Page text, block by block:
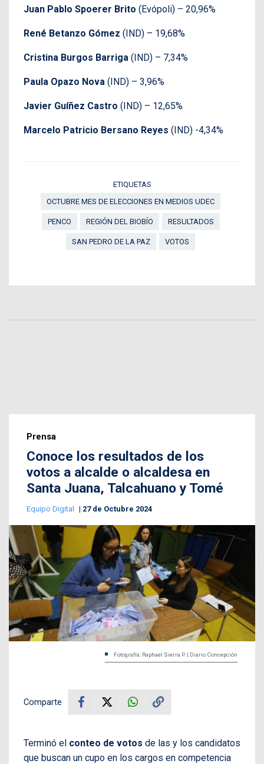
Juan Pablo Spoerer Brito (Evópoli) – 20,96%
René Betanzo Gómez (IND) – 19,68%
Cristina Burgos Barriga (IND) – 7,34%
Paula Opazo Nova (IND) – 3,96%
Javier Guíñez Castro (IND) – 12,65%
Marcelo Patricio Bersano Reyes (IND) -4,34%
ETIQUETAS
OCTUBRE MES DE ELECCIONES EN MEDIOS UDEC
PENCO REGIÓN DEL BIOBÍO RESULTADOS
SAN PEDRO DE LA PAZ VOTOS
Prensa
Conoce los resultados de los
votos a alcalde o alcaldesa en
Santa Juana, Talcahuano y Tomé
Equipo Digital 27 de Octubre 2024
Fotografía: Raphael Sierra P. | Diario Concepción
Comparte
Terminó el conteo de votos de las y los candidatos
que buscan un cupo en los cargos en competencia